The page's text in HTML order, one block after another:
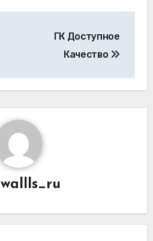
ГК Доступное
Качество
wallls_ru